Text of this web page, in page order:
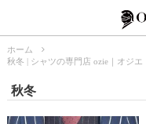
ホーム
秋冬 | シャツの専門店 ozie｜オジエ
秋冬